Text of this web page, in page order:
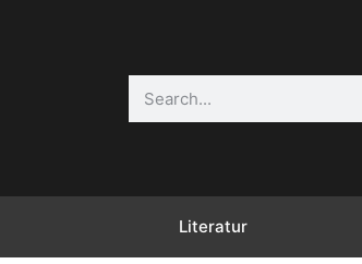
Literatur